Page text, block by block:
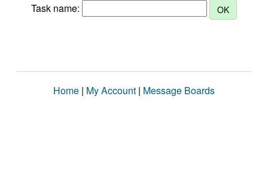
Task name:
Home | My Account | Message Boards